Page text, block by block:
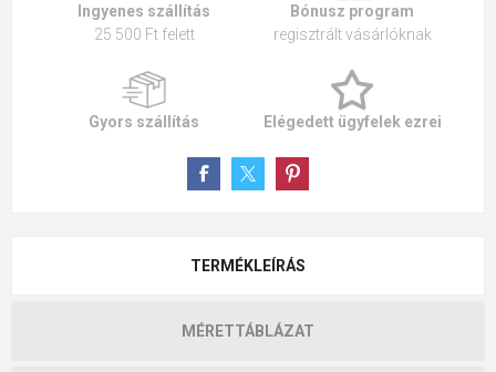
Ingyenes szállítás
25 500 Ft felett
Bónusz program
regisztrált vásárlóknak
Gyors szállítás Elégedett ügyfelek ezrei
TERMÉKLEÍRÁS
MÉRETTÁBLÁZAT